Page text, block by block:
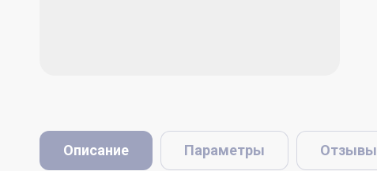
Описание Параметры Отзывы